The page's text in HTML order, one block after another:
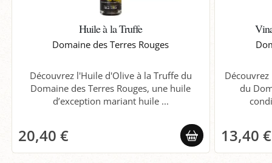
Huile à la Truffe
Domaine des Terres Rouges
Découvrez l'Huile d'Olive à la Truffe du
Domaine des Terres Rouges, une huile
d’exception mariant huile ...
20,40 €
du
13,40 €